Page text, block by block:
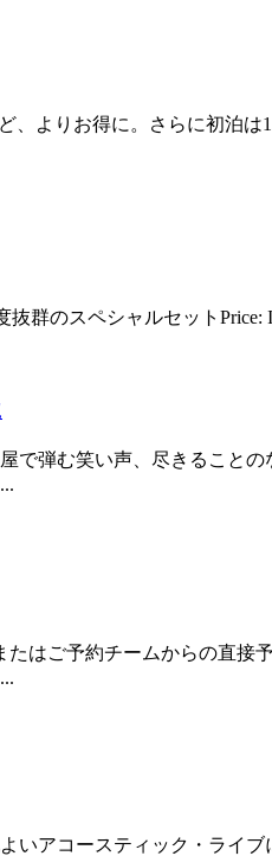
、よりお得に。さらに初泊
群のスペシャルセットPrice:
で弾む笑い声、尽きること
はご予約チームからの直
いアコースティック・ライ